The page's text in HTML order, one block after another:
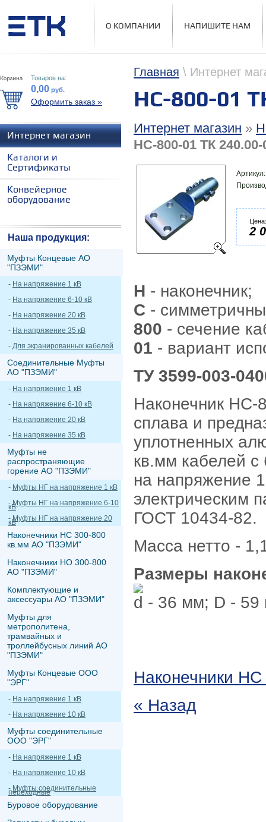
О КОМПАНИИ НАПИШИТЕ НАМ
Главная \ Интернет
НС-800-01
Интернет магазин »
НС-800-01 ТК 240.00-
Цена:
2
Н - наконечник;
С -
800 - сечение
01 - вариант
ТУ 3599-003-
Наконечник НС-
сплава и
уплотненных
кв.мм кабелей
на напряжение
электрическим
ГОСТ 10434-82.
Масса нетто -
Размеры
d - 36 мм; D -
Наконечники
« Назад
Товаров на:
0,00 руб.
Оформить заказ »
Интернет магазин
Каталоги и
Сертификаты
Конвейерное
оборудование
Наша продукция:
Муфты Концевые АО
"ПЗЭМИ"
- На напряжение 1 кВ
- На напряжение 6-10 кВ
- На напряжение 20 кВ
- На напряжение 35 кВ
- Для экранированных кабелей
Соединительные Муфты
АО "ПЗЭМИ"
- На напряжение 1 кВ
- На напряжение 6-10 кВ
- На напряжение 20 кВ
- На напряжение 35 кВ
Муфты не
распространяющие
горение АО "ПЗЭМИ"
- Муфты НГ на напряжение 1 кВ
-Муфты НГ на напряжение 6-10
кВ
-Муфты НГ на напряжение 20
кВ
Наконечники НС 300-800
кв.мм АО "ПЗЭМИ"
Наконечники НО 300-800
АО "ПЗЭМИ"
Комплектующие и
аксессуары АО "ПЗЭМИ"
Муфты для
метрополитена,
трамвайных и
троллейбусных линий АО
"ПЗЭМИ"
Муфты Концевые ООО
"ЭРГ"
- На напряжение 1 кВ
- На напряжение 10 кВ
Муфты соединительные
ООО "ЭРГ"
- На напряжение 1 кВ
- На напряжение 10 кВ
- Муфты соединительные
переходные
Буровое оборудование